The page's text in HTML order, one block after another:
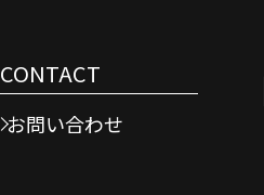
CONTACT
お問い合わせ